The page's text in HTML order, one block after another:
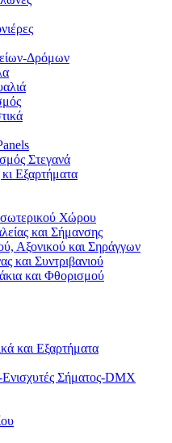
Δρόμων
Στεγανά
κι Εξαρτήματα
Χώρου
και Σήμανσης
Αξονικού και Σηράγγων
και Συντριβανιού
και Φθορισμού
και Εξαρτήματα
Σήματος-DMX